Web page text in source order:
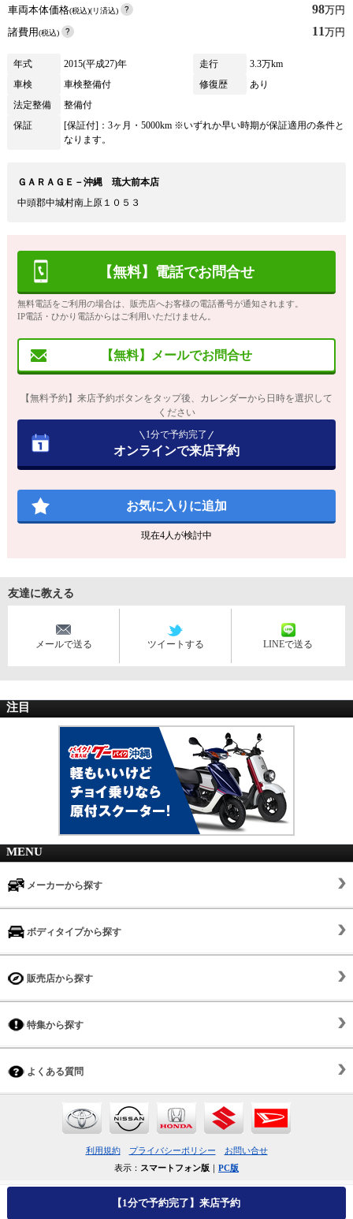
車両本体価格(税込)(リ済込) 98万円
諸費用(税込) 11万円
年式 2015(平成27)年 走行
3.3万km
車検
車検整備付 修復歴
あり
法定整備
整備付
保証
[保証付]：3ヶ月・5000km ※いずれか早い時期が保証適用の条件と
なります。
ＧＡＲＡＧＥ－沖縄 琉大前本店
中頭郡中城村南上原１０５３
【無料】電話でお問合せ
無料電話をご利用の場合は、販売店へお客様の電話番号が通知されます。
IP電話・ひかり電話からはご利用いただけません。
【無料】メールでお問合せ
【無料予約】来店予約ボタンをタップ後、カレンダーから日時を選択して
ください
1分で予約完了
オンラインで来店予約
お気に入りに追加
現在4人が検討中
友達に教える
メールで送る ツイートする LINEで送る
【1分で予約完了】来店予約
注目
MENU
メーカーから探す
ボディタイプから探す
販売店から探す
特集から探す
よくある質問
利用規約 プライバシーポリシー
お問い合せ
表示： スマートフォン版 PC版